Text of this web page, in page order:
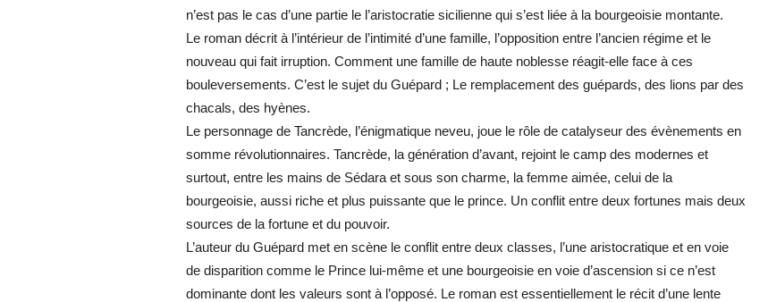
n’est pas le cas d’une partie le l’aristocratie sicilienne qui s’est liée à la bourgeoisie montante.
Le roman décrit à l’intérieur de l’intimité d’une famille, l’opposition entre l’ancien régime et le
nouveau qui fait irruption. Comment une famille de haute noblesse réagit-elle face à ces
bouleversements. C’est le sujet du Guépard ; Le remplacement des guépards, des lions par des
chacals, des hyènes.
Le personnage de Tancrède, l’énigmatique neveu, joue le rôle de catalyseur des évènements en
somme révolutionnaires. Tancrède, la génération d’avant, rejoint le camp des modernes et
surtout, entre les mains de Sédara et sous son charme, la femme aimée, celui de la
bourgeoisie, aussi riche et plus puissante que le prince. Un conflit entre deux fortunes mais deux
sources de la fortune et du pouvoir.
L’auteur du Guépard met en scène le conflit entre deux classes, l’une aristocratique et en voie
de disparition comme le Prince lui-même et une bourgeoisie en voie d’ascension si ce n’est
dominante dont les valeurs sont à l’opposé. Le roman est essentiellement le récit d’une lente